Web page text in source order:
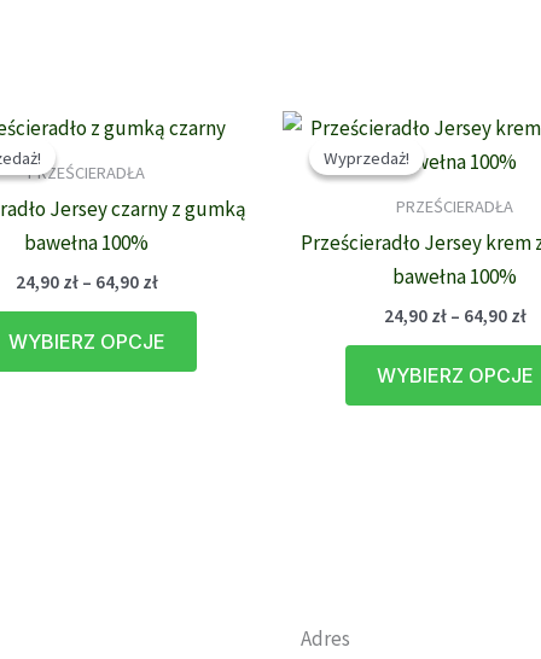
PRZEŚCIERADŁA
Jersey czarny z gumką
bawełna 100%
24,90 zł – 64,90 złZakres
24,90 zł
do
WYBIERZ OPCJE
Ten
Wyprzedaż!
Wyprzedaż!
PRZEŚCIERADŁA
Prześcieradło Jersey krem
bawełna 100%
24,90 zł – 64,90 zł
WYBIERZ OPCJE
Adres